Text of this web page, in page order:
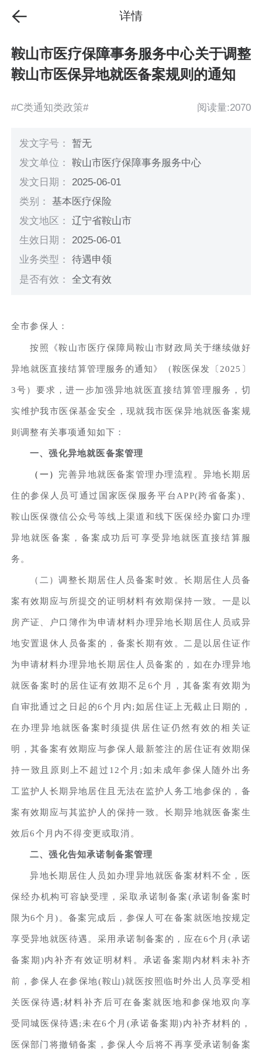
详情
鞍山市医疗保障事务服务中心关于调整
鞍山市医保异地就医备案规则的通知
#C类通知类政策# 阅读量:2070
发文字号：暂无
发文单位：鞍山市医疗保障事务服务中心
发文日期： 2025-06-01
类别：基本医疗保险
发文地区：辽宁省鞍山市
生效日期： 2025-06-01
业务类型：待遇申领
是否有效：全文有效
全市参保人：
按照《鞍山市医疗保障局鞍山市财政局关于继续做好
异地就医直接结算管理服务的通知》（鞍医保发〔2025〕
3号）要求，进一步加强异地就医直接结算管理服务，切
实维护我市医保基金安全，现就我市医保异地就医备案规
则调整有关事项通知如下：
一、强化异地就医备案管理
（一） 完善异地就医备案管理办理流程。异地长期居
住的参保人员可通过国家医保服务平台APP(跨省备案)、
鞍山医保微信公众号等线上渠道和线下医保经办窗口办理
异地就医备案，备案成功后可享受异地就医直接结算服
务。
（二）调整长期居住人员备案时效。长期居住人员备
案有效期应与所提交的证明材料有效期保持一致。一是以
房产证、户口簿作为申请材料办理异地长期居住人员或异
地安置退休人员备案的，备案长期有效。二是以居住证作
为申请材料办理异地长期居住人员备案的，如在办理异地
就医备案时的居住证有效期不足6个月，其备案有效期为
自审批通过之日起的6个月内;如居住证上无截止日期的，
在办理异地就医备案时须提供居住证仍然有效的相关证
明，其备案有效期应与参保人最新签注的居住证有效期保
持一致且原则上不超过12个月;如未成年参保人随外出务
工监护人长期异地居住且无法在监护人务工地参保的，备
案有效期应与其监护人的保持一致。长期异地就医备案生
效后6个月内不得变更或取消。
二、强化告知承诺制备案管理
异地长期居住人员如办理异地就医备案材料不全，医
保经办机构可容缺受理，采取承诺制备案(承诺制备案时
限为6个月)。备案完成后，参保人可在备案就医地按规定
享受异地就医待遇。采用承诺制备案的，应在6个月(承诺
备案期)内补齐有效证明材料。承诺备案期内材料未补齐
前，参保人在参保地(鞍山)就医按照临时外出人员享受相
关医保待遇;材料补齐后可在备案就医地和参保地双向享
受同城医保待遇;未在6个月(承诺备案期)内补齐材料的，
医保部门将撤销备案，参保人今后将不再享受承诺制备案